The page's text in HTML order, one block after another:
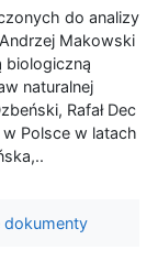
do analizy
Makowski
biologiczną
naturalnej
Rafał Dec
Polsce w latach
dokumenty